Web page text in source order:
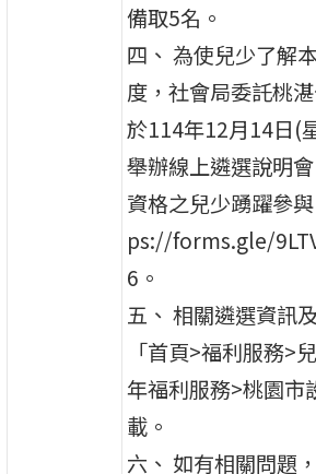
備取5名。
四、 為使兒少了解
度，社會局委託桃
於114年12月14日(
舉辦線上遴選說明
資格之兒少踴躍參
ps://forms.gle/
6。
五、 相關遴選資訊
「首頁>福利服務>
年福利服務>桃園市
載。
六、 如有相關問題